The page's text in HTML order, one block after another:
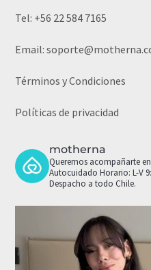
Tel: +56 22 584 7165
Email:
Términos y Condiciones
Políticas de privacidad
motherna
Queremos acompañarte
Autocuidado Horario: L-V
Despacho a todo Chile.